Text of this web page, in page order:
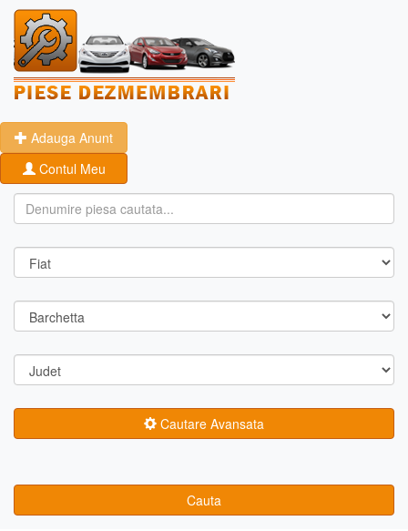
Adauga Anunt
Contul Meu
Cautare Avansata
Cauta